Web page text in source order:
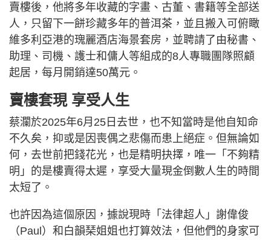
賣樓後，他將多年收藏的字畫、古董、書籍等全部送
人，只留下一餅珍藏多年的普洱茶，並且搬入可俯瞰
維多利亞港的瑰麗酒店海景套房，並聘請了由秘書、
助理、司機、護士和傭人等組成的8人專職團隊照顧
起居，每月開銷達50萬元。
賣樓套現 享受人生
蔡瀾於2025年6月25日去世，也不知當時是他自知命
不久矣，抑或是因喪偶之悲傷而患上絕症。但無論如
何，去世前把錢花光，也是精明抉擇，唯一「不夠精
明」的是樓賣得太遲，享受大量現金倒數人生的時間
太短了。
也許因為這個原因，據說現時「法律超人」謝偉俊
（Paul）和白韻琹姐姐也打算效法，但他們的身家可